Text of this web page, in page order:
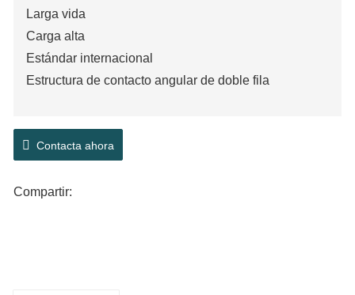
Larga vida
Carga alta
Estándar internacional
Estructura de contacto angular de doble fila
Contacta ahora
Compartir: